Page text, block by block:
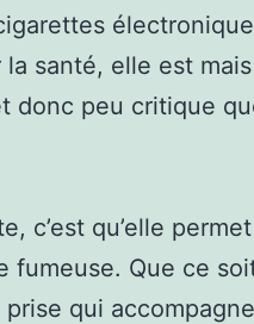
santé, elle est mais
donc peu critique
c’est qu’elle
fumeuse. Que ce
qui